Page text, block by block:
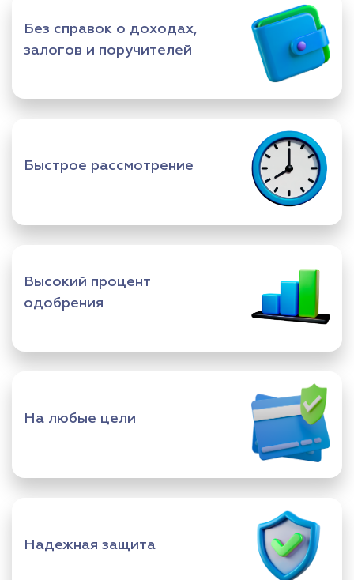
Без справок о доходах,
залогов и поручителей
Быстрое рассмотрение
Высокий процент
одобрения
На любые цели
Надежная защита